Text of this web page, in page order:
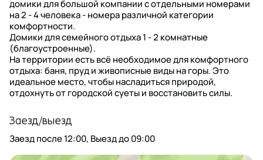
домики для большой компании с отдельными номерами
на 2 - 4 человека - номера различной категории
комфортности.
Домики для семейного отдыха 1 - 2 комнатные
(благоустроенные).
На территории есть всё необходимое для комфортного
отдыха: баня, пруд и живописные виды на горы. Это
идеальное место, чтобы насладиться природой,
отдохнуть от городской суеты и восстановить силы.
Заезд/выезд
Заезд после12:00, Выезд до09:00